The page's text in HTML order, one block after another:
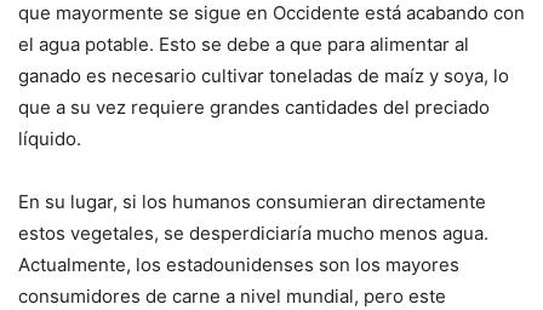
que mayormente se sigue en Occidente está acabando con
el agua potable. Esto se debe a que para alimentar al
ganado es necesario cultivar toneladas de maíz y soya, lo
que a su vez requiere grandes cantidades del preciado
líquido.
En su lugar, si los humanos consumieran directamente
estos vegetales, se desperdiciaría mucho menos agua.
Actualmente, los estadounidenses son los mayores
consumidores de carne a nivel mundial, pero este